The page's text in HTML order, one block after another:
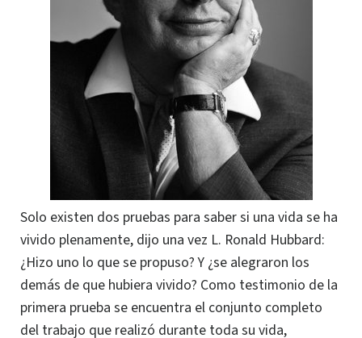
Solo existen dos pruebas para saber si una vida se ha
vivido plenamente, dijo una vez L. Ronald Hubbard:
¿Hizo uno lo que se propuso? Y ¿se alegraron los
demás de que hubiera vivido? Como testimonio de la
primera prueba se encuentra el conjunto completo
del trabajo que realizó durante toda su vida,